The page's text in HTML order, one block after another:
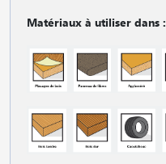
Matériaux à utiliser dans :